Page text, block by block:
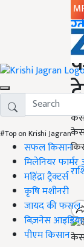
#Top on Krishi Jagran
सफल किसान
मिलेनियर
महिंद्रा ट्रैक्टर्स
कृषि मशीनरी
जायद की फसल
बिज़नेस
पीएम किसान